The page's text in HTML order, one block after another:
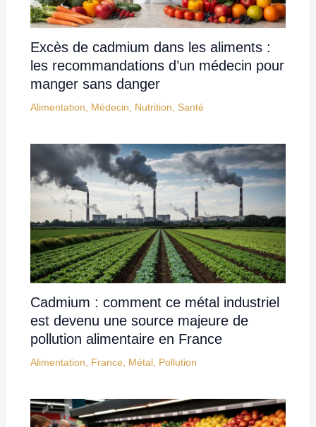
Excès de cadmium dans les aliments :
les recommandations d’un médecin pour
manger sans danger
Alimentation Médecin Nutrition Santé
Cadmium : comment ce métal industriel
est devenu une source majeure de
pollution alimentaire en France
Alimentation France Métal, Pollution